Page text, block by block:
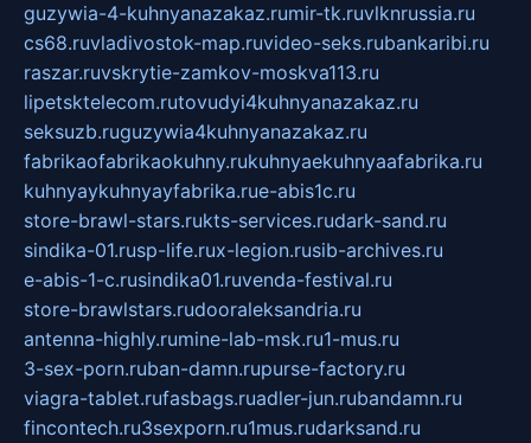
guzywia-4-kuhnyanazakaz.rumir-tk.ruvlknrussia.ru
cs68.ruvladivostok-map.ruvideo-seks.rubankaribi.ru
raszar.ruvskrytie-zamkov-moskva113.ru
lipetsktelecom.rutovudyi4kuhnyanazakaz.ru
seksuzb.ruguzywia4kuhnyanazakaz.ru
fabrikaofabrikaokuhny.rukuhnyaekuhnyaafabrika.ru
kuhnyaykuhnyayfabrika.rue-abis1c.ru
store-brawl-stars.rukts-services.rudark-sand.ru
sindika-01.rusp-life.rux-legion.rusib-archives.ru
e-abis-1-c.rusindika01.ruvenda-festival.ru
store-brawlstars.rudooraleksandria.ru
antenna-highly.rumine-lab-msk.ru1-mus.ru
3-sex-porn.ruban-damn.rupurse-factory.ru
viagra-tablet.rufasbags.ruadler-jun.rubandamn.ru
fincontech.ru3sexporn.ru1mus.rudarksand.ru